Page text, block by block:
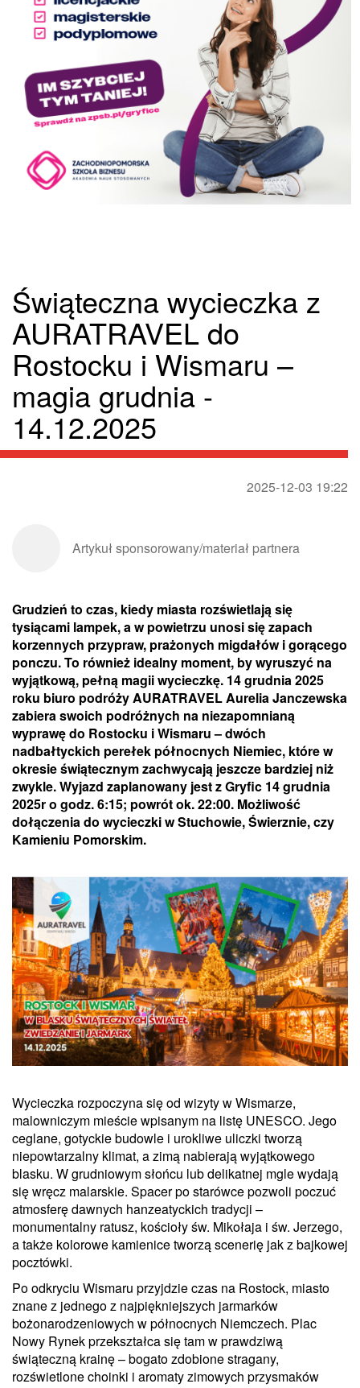
Świąteczna wycieczka z
AURATRAVEL do
Rostocku i Wismaru –
magia grudnia -
14.12.2025
2025-12-03 19:22
Artykuł sponsorowany/materiał partnera
Grudzień to czas, kiedy miasta rozświetlają się
tysiącami lampek, a w powietrzu unosi się zapach
korzennych przypraw, prażonych migdałów i gorącego
ponczu. To również idealny moment, by wyruszyć na
wyjątkową, pełną magii wycieczkę. 14 grudnia 2025
roku biuro podróży AURATRAVEL Aurelia Janczewska
zabiera swoich podróżnych na niezapomnianą
wyprawę do Rostocku i Wismaru – dwóch
nadbałtyckich perełek północnych Niemiec, które w
okresie świątecznym zachwycają jeszcze bardziej niż
zwykle. Wyjazd zaplanowany jest z Gryfic 14 grudnia
2025r o godz. 6:15; powrót ok. 22:00. Możliwość
dołączenia do wycieczki w Stuchowie, Świerznie, czy
Kamieniu Pomorskim.
Wycieczka rozpoczyna się od wizyty w Wismarze,
malowniczym mieście wpisanym na listę UNESCO. Jego
ceglane, gotyckie budowle i urokliwe uliczki tworzą
niepowtarzalny klimat, a zimą nabierają wyjątkowego
blasku. W grudniowym słońcu lub delikatnej mgle wydają
się wręcz malarskie. Spacer po starówce pozwoli poczuć
atmosferę dawnych hanzeatyckich tradycji –
monumentalny ratusz, kościoły św. Mikołaja i św. Jerzego,
a także kolorowe kamienice tworzą scenerię jak z bajkowej
pocztówki.
Po odkryciu Wismaru przyjdzie czas na Rostock, miasto
znane z jednego z najpiękniejszych jarmarków
bożonarodzeniowych w północnych Niemczech. Plac
Nowy Rynek przekształca się tam w prawdziwą
świąteczną krainę – bogato zdobione stragany,
rozświetlone choinki i aromaty zimowych przysmaków